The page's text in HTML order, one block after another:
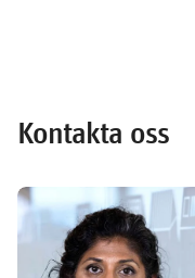
Kontakta oss